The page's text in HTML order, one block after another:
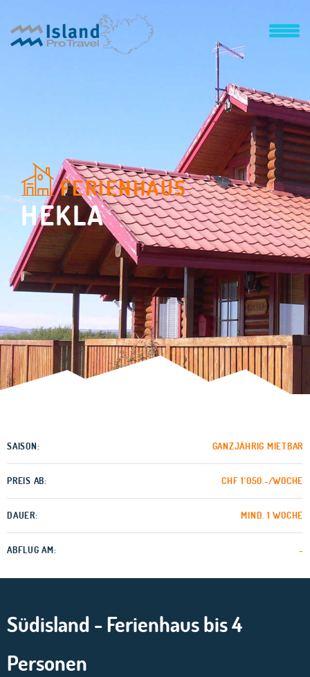
FERIENHAUS
HEKLA
SAISON: GANZJÄHRIG MIETBAR
PREIS AB: CHF 1'050.-/WOCHE
DAUER: MIND. 1 WOCHE
ABFLUG AM: -
Südisland - Ferienhaus bis 4
Personen